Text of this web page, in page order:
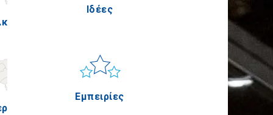
Ιδέες
Εμπειρίες